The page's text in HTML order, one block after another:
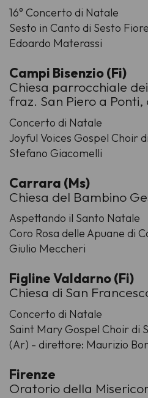
16° Concerto di Natale
Sesto in Canto di Sesto
Edoardo Materassi
Campi Bisenzio (Fi)
Chiesa parrocchiale
fraz. San Piero a Ponti,
Concerto di Natale
Joyful Voices Gospel Choir
Stefano Giacomelli
Carrara (Ms)
Chiesa del Bambino
Aspettando il Santo Natale
Coro Rosa delle Apuane di
Giulio Meccheri
Figline Valdarno (Fi)
Chiesa di San
Concerto di Natale
Saint Mary Gospel Choir di
(Ar) - direttore: Maurizio
Firenze
Oratorio della